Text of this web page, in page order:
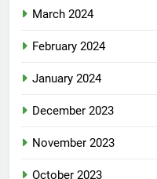
March 2024
February 2024
January 2024
December 2023
November 2023
October 2023